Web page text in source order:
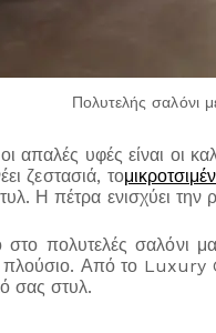
Πολυτελής σαλόνι
απαλές υφές είναι οι
ζεστασιά, το
Η πέτρα ενισχύει
πολυτελές σαλόνι
πλούσιο. Από το
σας στυλ.